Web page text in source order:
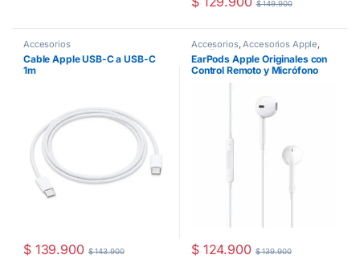
$149.900
Accesorios
Cable Apple USB-C a USB-C
1m
$139.900 $143.900
Accesorios,Accesorios Apple,
Audífonos
EarPods Apple Originales con
Control Remoto y Micrófono
$124.900 $139.900